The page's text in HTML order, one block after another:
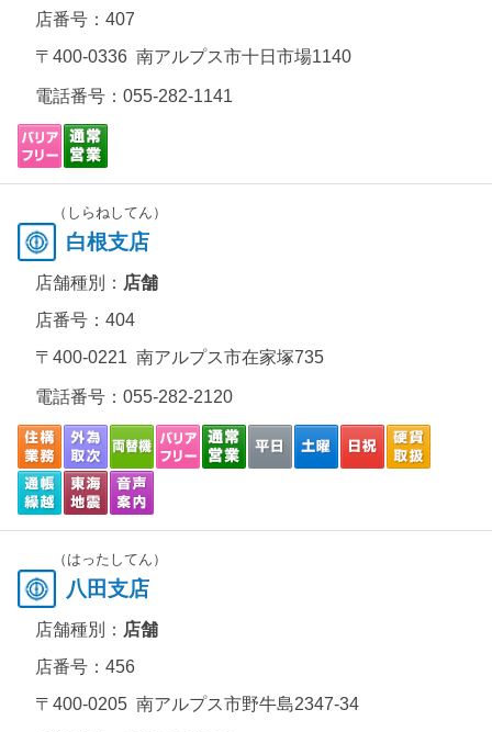
店番号：407
〒400-0336 南アルプス市十日市場1140
電話番号： 055-282-1141
（しらねしてん）
白根支店
店舗種別： 店舗
店番号：404
〒400-0221 南アルプス市在家塚735
電話番号： 055-282-2120
（はったしてん）
八田支店
店舗種別： 店舗
店番号：456
〒400-0205 南アルプス市野牛島2347-34